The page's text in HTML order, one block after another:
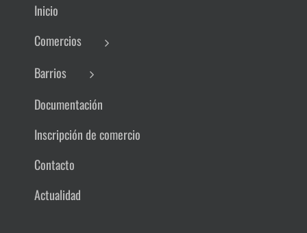
Inicio
Comercios
Barrios
Documentación
Inscripción de comercio
Contacto
Actualidad